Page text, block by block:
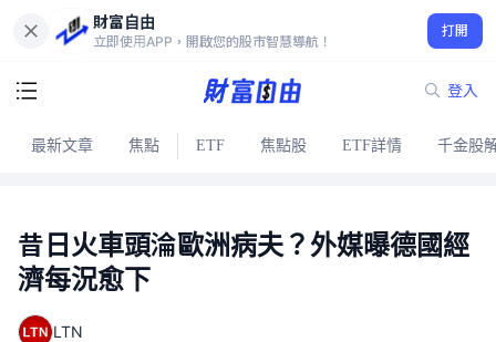
財富自由
立即使用APP，開啟您的股市智慧導航！
打開
登入
最新文章 焦點 ETF 焦點股 ETF詳情 千金股
昔日火車頭淪歐洲病夫？外媒曝德國經
濟每況愈下
LTN